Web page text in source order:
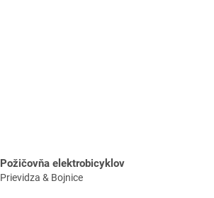
Požičovňa elektrobicyklov
Prievidza & Bojnice